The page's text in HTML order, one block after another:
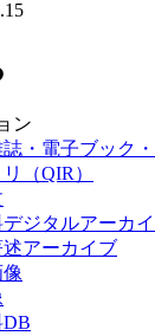
ン
誌・電子ブック
（QIR）
ジタルアーカ
アーカイブ
DB